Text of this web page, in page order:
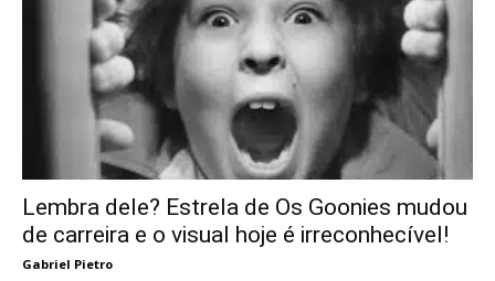
Lembra dele? Estrela de Os Goonies mudou
de carreira e o visual hoje é irreconhecível!
Gabriel Pietro